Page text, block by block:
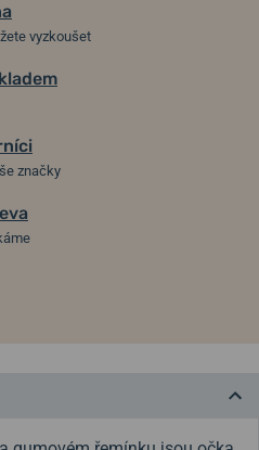
vyzkoušet
značky